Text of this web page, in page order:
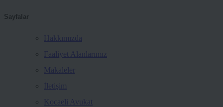
Sayfalar
Hakkımızda
Faaliyet Alanlarımız
Makaleler
İletişim
Kocaeli Avukat